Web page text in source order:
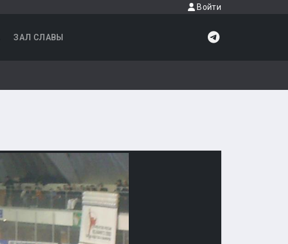
Войти
ЗАЛ СЛАВЫ